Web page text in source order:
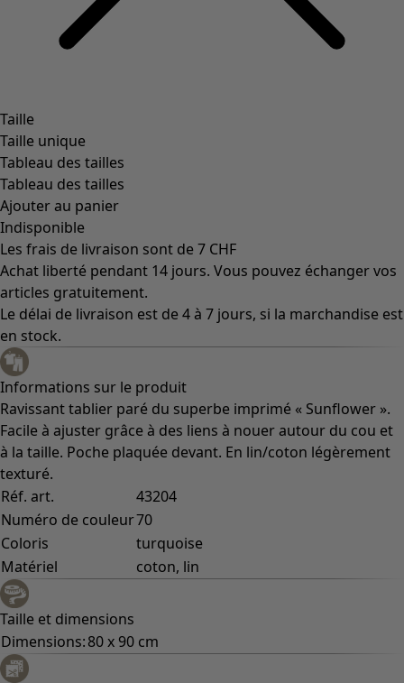
Taille
Taille unique
Tableau des tailles
Tableau des tailles
Ajouter au panier
Indisponible
Les frais de livraison sont de 7 CHF
Achat liberté pendant 14 jours. Vous pouvez échanger vos
articles gratuitement.
Le délai de livraison est de 4 à 7 jours, si la marchandise est
en stock.
Informations sur le produit
Ravissant tablier paré du superbe imprimé « Sunflower ».
Facile à ajuster grâce à des liens à nouer autour du cou et
à la taille. Poche plaquée devant. En lin/coton légèrement
texturé.
Réf. art.
43204
Numéro de couleur70
Coloris
turquoise
Matériel
coton, lin
Taille et dimensions
Dimensions:80 x 90 cm